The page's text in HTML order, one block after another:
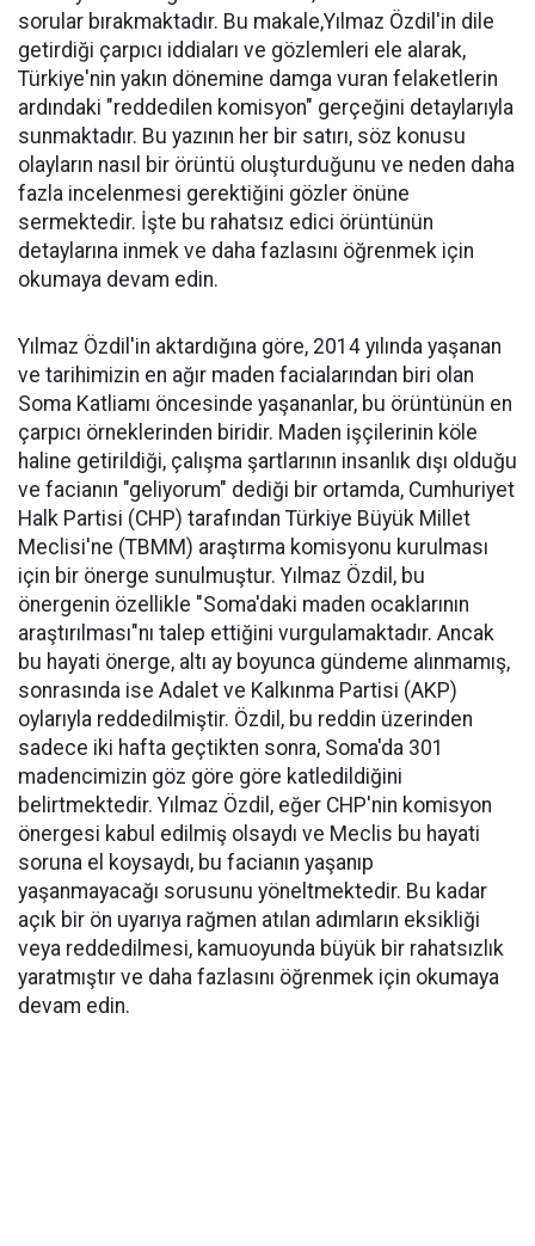
sorular bırakmaktadır. Bu makale,Yılmaz Özdil'in dile
getirdiği çarpıcı iddiaları ve gözlemleri ele alarak,
Türkiye'nin yakın dönemine damga vuran felaketlerin
ardındaki "reddedilen komisyon" gerçeğini detaylarıyla
sunmaktadır. Bu yazının her bir satırı, söz konusu
olayların nasıl bir örüntü oluşturduğunu ve neden daha
fazla incelenmesi gerektiğini gözler önüne
sermektedir. İşte bu rahatsız edici örüntünün
detaylarına inmek ve daha fazlasını öğrenmek için
okumaya devam edin.
Yılmaz Özdil'in aktardığına göre, 2014 yılında yaşanan
ve tarihimizin en ağır maden facialarından biri olan
Soma Katliamı öncesinde yaşananlar, bu örüntünün en
çarpıcı örneklerinden biridir. Maden işçilerinin köle
haline getirildiği, çalışma şartlarının insanlık dışı olduğu
ve facianın "geliyorum" dediği bir ortamda, Cumhuriyet
Halk Partisi (CHP) tarafından Türkiye Büyük Millet
Meclisi'ne (TBMM) araştırma komisyonu kurulması
için bir önerge sunulmuştur. Yılmaz Özdil, bu
önergenin özellikle "Soma'daki maden ocaklarının
araştırılması"nı talep ettiğini vurgulamaktadır. Ancak
bu hayati önerge, altı ay boyunca gündeme alınmamış,
sonrasında ise Adalet ve Kalkınma Partisi (AKP)
oylarıyla reddedilmiştir. Özdil, bu reddin üzerinden
sadece iki hafta geçtikten sonra, Soma'da 301
madencimizin göz göre göre katledildiğini
belirtmektedir. Yılmaz Özdil, eğer CHP'nin komisyon
önergesi kabul edilmiş olsaydı ve Meclis bu hayati
soruna el koysaydı, bu facianın yaşanıp
yaşanmayacağı sorusunu yöneltmektedir. Bu kadar
açık bir ön uyarıya rağmen atılan adımların eksikliği
veya reddedilmesi, kamuoyunda büyük bir rahatsızlık
yaratmıştır ve daha fazlasını öğrenmek için okumaya
devam edin.